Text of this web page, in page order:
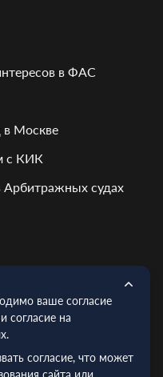
в ФАС
в Москве
с КИК
Арбитражных судах
д. 7
ваше согласие
согласие на
согласие, что может
сайта или